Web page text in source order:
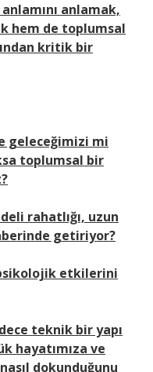
anlamak,
hem de toplumsal
kritik bir
geleceğimizi mi
toplumsal bir
rahatlığı, uzun
getiriyor?
etkilerini
teknik bir yapı
hayatımıza ve
dokunduğunu